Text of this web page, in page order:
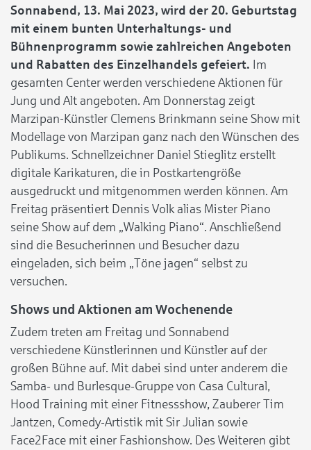
Sonnabend, 13. Mai 2023, wird der 20. Geburtstag
mit einem bunten Unterhaltungs- und
Bühnenprogramm sowie zahlreichen Angeboten
und Rabatten des Einzelhandels gefeiert. Im
gesamten Center werden verschiedene Aktionen für
Jung und Alt angeboten. Am Donnerstag zeigt
Marzipan-Künstler Clemens Brinkmann seine Show mit
Modellage von Marzipan ganz nach den Wünschen des
Publikums. Schnellzeichner Daniel Stieglitz erstellt
digitale Karikaturen, die in Postkartengröße
ausgedruckt und mitgenommen werden können. Am
Freitag präsentiert Dennis Volk alias Mister Piano
seine Show auf dem „Walking Piano“. Anschließend
sind die Besucherinnen und Besucher dazu
eingeladen, sich beim „Töne jagen“ selbst zu
versuchen.
Shows und Aktionen am Wochenende
Zudem treten am Freitag und Sonnabend
verschiedene Künstlerinnen und Künstler auf der
großen Bühne auf. Mit dabei sind unter anderem die
Samba- und Burlesque-Gruppe von Casa Cultural,
Hood Training mit einer Fitnessshow, Zauberer Tim
Jantzen, Comedy-Artistik mit Sir Julian sowie
Face2Face mit einer Fashionshow. Des Weiteren gibt